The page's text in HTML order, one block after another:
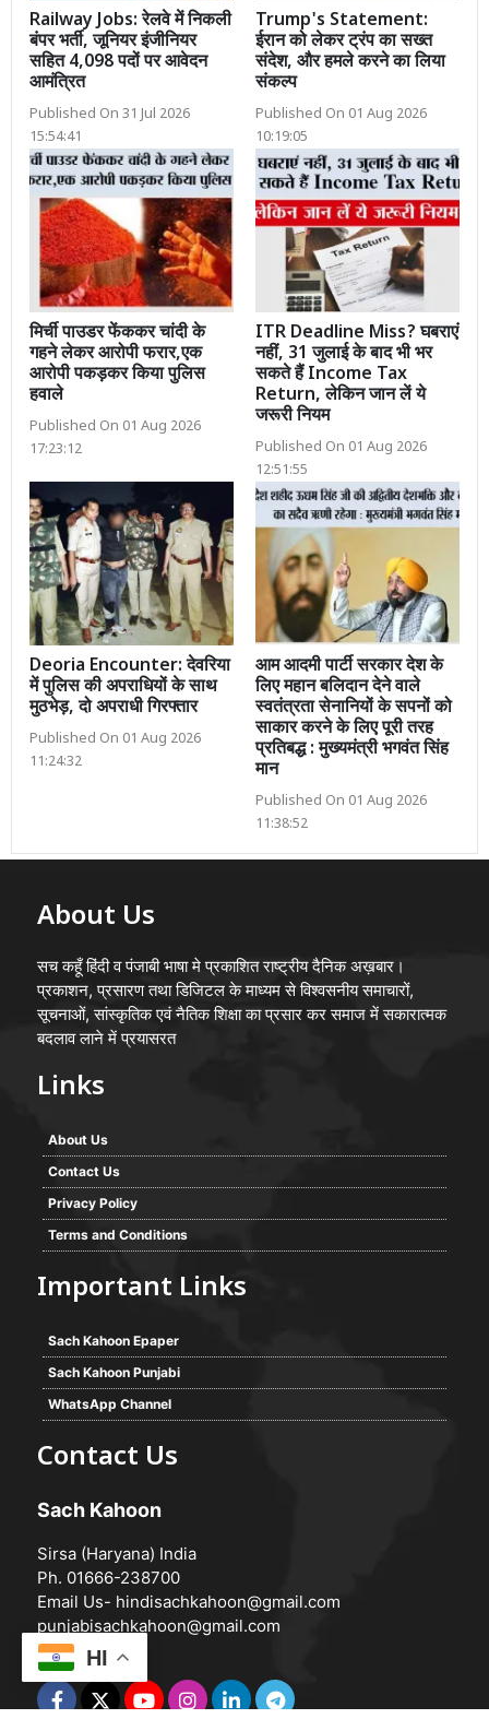
Railway Jobs: रेलवे में निकली
बंपर भर्ती, जूनियर इंजीनियर
सहित 4,098 पदों पर आवेदन
आमंत्रित
Published On 31 Jul 2026
15:54:41
Trump's Statement:
ईरान को लेकर ट्रंप का सख्त
संदेश, और हमले करने का लिया
संकल्प
Published On 01 Aug 2026
10:19:05
मिर्ची पाउडर फेंककर चांदी के
गहने लेकर आरोपी फरार,एक
आरोपी पकड़कर किया पुलिस
हवाले
Published On 01 Aug 2026
17:23:12
ITR Deadline Miss? घबराएं
नहीं, 31 जुलाई के बाद भी भर
सकते हैं Income Tax
Return, लेकिन जान लें ये
जरूरी नियम
Published On 01 Aug 2026
12:51:55
Deoria Encounter: देवरिया
में पुलिस की अपराधियों के साथ
मुठभेड़, दो अपराधी गिरफ्तार
Published On 01 Aug 2026
11:24:32
आम आदमी पार्टी सरकार देश के
लिए महान बलिदान देने वाले
स्वतंत्रता सेनानियों के सपनों को
साकार करने के लिए पूरी तरह
प्रतिबद्ध : मुख्यमंत्री भगवंत सिंह
मान
Published On 01 Aug 2026
11:38:52
About Us
सच कहूँ हिंदी व पंजाबी भाषा मे प्रकाशित राष्ट्रीय दैनिक अख़बार।
प्रकाशन, प्रसारण तथा डिजिटल के माध्यम से विश्वसनीय समाचारों,
सूचनाओं, सांस्कृतिक एवं नैतिक शिक्षा का प्रसार कर समाज में सकारात्मक
बदलाव लाने में प्रयासरत
Links
About Us
Contact Us
Privacy Policy
Terms and Conditions
Important Links
Sach Kahoon Epaper
Sach Kahoon Punjabi
WhatsApp Channel
Contact Us
Sach Kahoon
Sirsa (Haryana) India
Ph. 01666-238700
Email Us- hindisachkahoon@gmail.com
punjabisachkahoon@gmail.com
HI